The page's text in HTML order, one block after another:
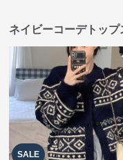
ネイビーコーデトッ
SALE